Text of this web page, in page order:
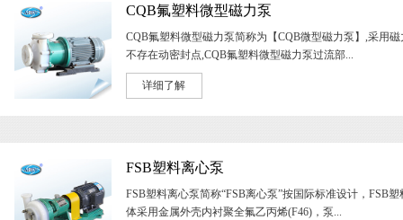
CQB氟塑料微型磁力泵
CQB氟塑料微型磁力泵简称为【CQB微型磁力泵】,采用
不存在动密封点,CQB氟塑料微型磁力泵过流部...
详细了解
FSB塑料离心泵
FSB塑料离心泵简称“FSB离心泵”按国际标准设计，FSB
体采用金属外壳内衬聚全氟乙丙烯(F46)，泵...